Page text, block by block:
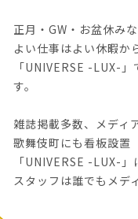
正月・GW・お盆休み
よい仕事はよい休暇か
「UNIVERSE -LUX-
す。
雑誌掲載多数、メディ
歌舞伎町にも看板設置
「UNIVERSE -LUX-」
スタッフは誰でもメデ